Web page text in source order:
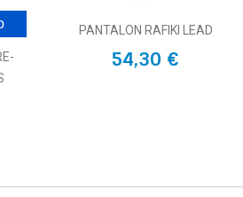
PANTALON RAFIKI LEAD
54,30 €